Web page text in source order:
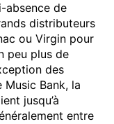
absence de
distributeurs
ou Virgin pour
peu plus de
des
Bank, la
jusqu’à
entre